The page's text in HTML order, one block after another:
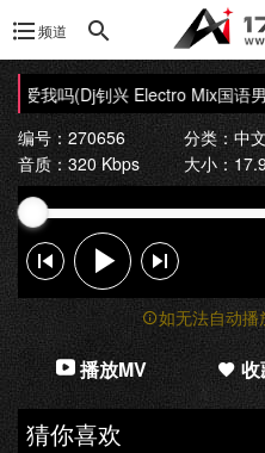
频道
爱我吗(Dj钊兴 Electro Mix国语男)
编号：270656
分类：中
音质：320 Kbps
大小：
如无法自动
播放MV 收
猜你喜欢